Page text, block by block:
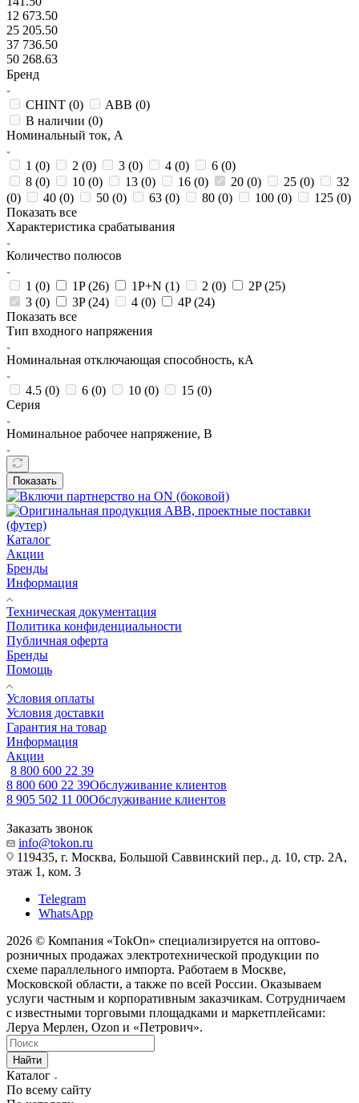
12 673.50
25 205.50
37 736.50
50 268.63
Бренд
CHINT (0) ABB (0)
В наличии (0)
Номинальный ток, А
1 (0) 2 (0) 3 (0) 4 (0) 6 (0)
8 (0) 10 (0) 13 (0) 16 (0) 20 (0) 25 (0)
32
(0) 40 (0) 50 (0) 63 (0) 80 (0) 100 (0) 125 (0)
Показать все
Характеристика срабатывания
Количество полюсов
1 (0) 1P (26) 1P+N (1) 2 (0) 2P (25)
3 (0) 3P (24) 4 (0) 4P (24)
Показать все
Тип входного напряжения
Номинальная отключающая способность, кА
4.5 (0) 6 (0) 10 (0) 15 (0)
Серия
Номинальное рабочее напряжение, В
Показать
Каталог
Акции
Бренды
Информация
Техническая документация
Политика конфиденциальности
Публичная оферта
Бренды
Помощь
Условия оплаты
Условия доставки
Гарантия на товар
Информация
Акции
8 800 600 22 39
8 800 600 22 39Обслуживание клиентов
8 905 502 11 00Обслуживание клиентов
Заказать звонок
info@tokon.ru
119435, г. Москва, Большой Саввинский пер., д. 10, стр. 2А,
этаж 1, ком. 3
Telegram
WhatsApp
2026 © Компания «TokOn» специализируется на оптово-
розничных продажах электротехнической продукции по
схеме параллельного импорта. Работаем в Москве,
Московской области, а также по всей России. Оказываем
услуги частным и корпоративным заказчикам. Сотрудничаем
с известными торговыми площадками и маркетплейсами:
Леруа Мерлен, Ozon и «Петрович».
Найти
Каталог
По всему сайту